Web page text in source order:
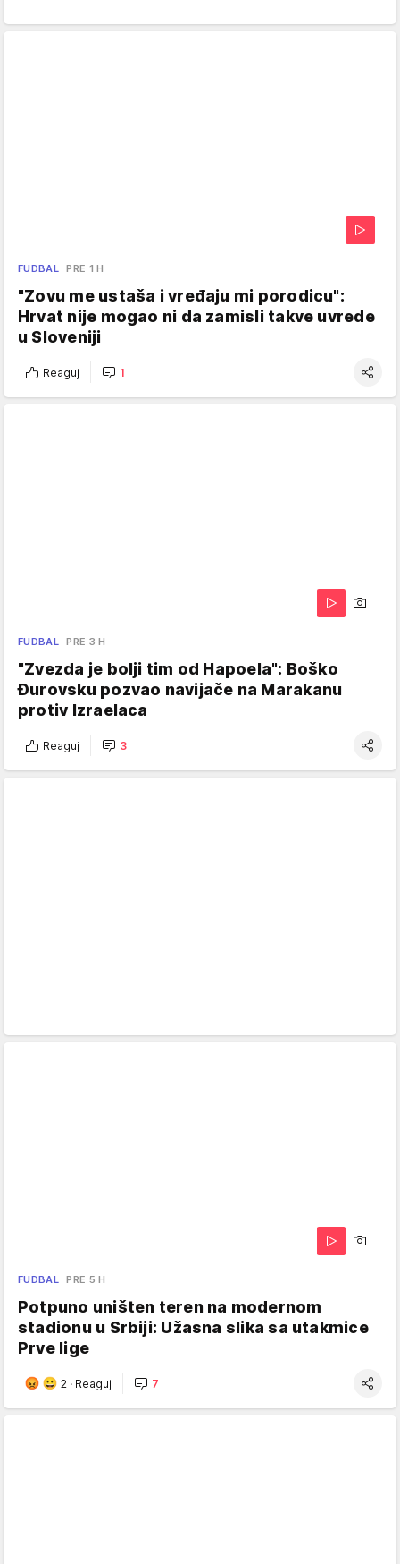
FUDBAL PRE 1 H
"Zovu me ustaša i vređaju mi porodicu":
Hrvat nije mogao ni da zamisli takve uvrede
u Sloveniji
Reaguj 1
FUDBAL PRE 3 H
"Zvezda je bolji tim od Hapoela": Boško
Đurovsku pozvao navijače na Marakanu
protiv Izraelaca
Reaguj 3
FUDBAL PRE 5 H
Potpuno uništen teren na modernom
stadionu u Srbiji: Užasna slika sa utakmice
Prve lige
2 · Reaguj 7